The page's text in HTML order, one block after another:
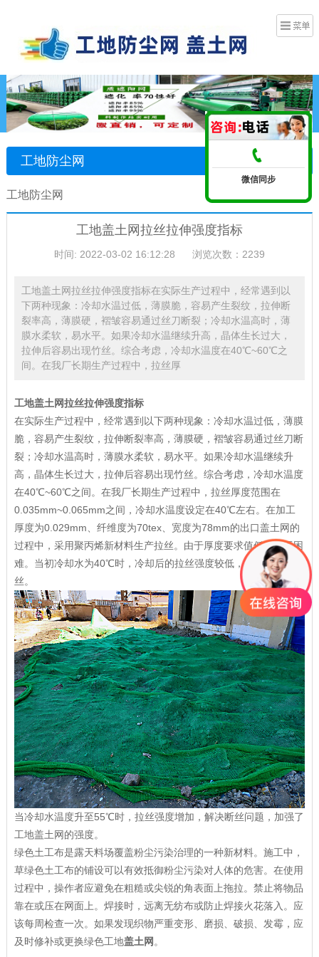
工地防尘网
工地防尘网
工地盖土网拉丝拉伸强度指标
时间: 2022-03-02 16:12:28 浏览次数：2239
工地盖土网拉丝拉伸强度指标在实际生产过程中，经常遇到以
下两种现象：冷却水温过低，薄膜脆，容易产生裂纹，拉伸断
裂率高，薄膜硬，褶皱容易通过丝刀断裂；冷却水温高时，薄
膜水柔软，易水平。如果冷却水温继续升高，晶体生长过大，
拉伸后容易出现竹丝。综合考虑，冷却水温度在40℃~60℃之
间。在我厂长期生产过程中，拉丝厚
工地盖土网拉丝拉伸强度指标
在实际生产过程中，经常遇到以下两种现象：冷却水温过低，薄膜
脆，容易产生裂纹，拉伸断裂率高，薄膜硬，褶皱容易通过丝刀断
裂；冷却水温高时，薄膜水柔软，易水平。如果冷却水温继续升
高，晶体生长过大，拉伸后容易出现竹丝。综合考虑，冷却水温度
在40℃~60℃之间。在我厂长期生产过程中，拉丝厚度范围在
0.035mm~0.065mm之间，冷却水温度设定在40℃左右。在加工
厚度为0.029mm、纤维度为70tex、宽度为78mm的出口盖土网的
过程中，采用聚丙烯新材料生产拉丝。由于厚度要求值低，加工困
难。当初冷却水为40℃时，冷却后的拉丝强度较低，拉伸时部分断
丝。
当冷却水温度升至55℃时，拉丝强度增加，解决断丝问题，加强了
工地盖土网的强度。
绿色土工布是露天料场覆盖粉尘污染治理的一种新材料。施工中，
草绿色土工布的铺设可以有效抵御粉尘污染对人体的危害。在使用
过程中，操作者应避免在粗糙或尖锐的角表面上拖拉。禁止将物品
靠在或压在网面上。焊接时，远离无纺布或防止焊接火花落入。应
该每周检查一次。如果发现织物严重变形、磨损、破损、发霉，应
及时修补或更换绿色工地盖土网 。
微信同步